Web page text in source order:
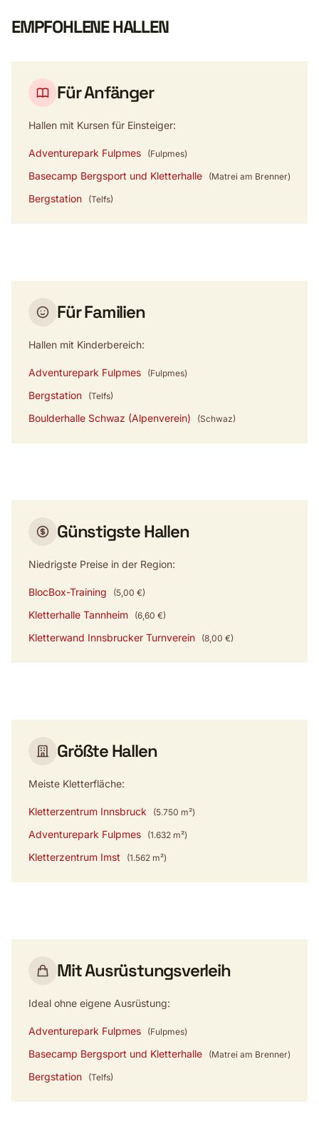
EMPFOHLENE HALLEN
Für Anfänger
Hallen mit Kursen für Einsteiger:
Adventurepark Fulpmes (Fulpmes)
Basecamp Bergsport und Kletterhalle (Matrei am Brenner)
Bergstation (Telfs)
Für Familien
Hallen mit Kinderbereich:
Adventurepark Fulpmes (Fulpmes)
Bergstation (Telfs)
Boulderhalle Schwaz (Alpenverein) (Schwaz)
Günstigste Hallen
Niedrigste Preise in der Region:
BlocBox-Training (5,00 €)
Kletterhalle Tannheim (6,60 €)
Kletterwand Innsbrucker Turnverein (8,00 €)
Größte Hallen
Meiste Kletterfläche:
Kletterzentrum Innsbruck (5.750 m²)
Adventurepark Fulpmes (1.632 m²)
Kletterzentrum Imst (1.562 m²)
Mit Ausrüstungsverleih
Ideal ohne eigene Ausrüstung:
Adventurepark Fulpmes (Fulpmes)
Basecamp Bergsport und Kletterhalle (Matrei am Brenner)
Bergstation (Telfs)